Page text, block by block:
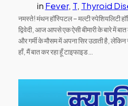
in Fever, T, Thyroid
नमस्ते! मंथन हॉस्पिटल – मल्टी स्पेशियलिटी
द्विवेदी, आज आपसे एक ऐसी बीमारी के बारे में
और गर्मी के मौसम में अपना सिर उठाती है,
हाँ, मैं बात कर रहा हूँ टाइफाइड…